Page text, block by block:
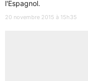
l'Espagnol.
20 novembre 2015 à 15h35